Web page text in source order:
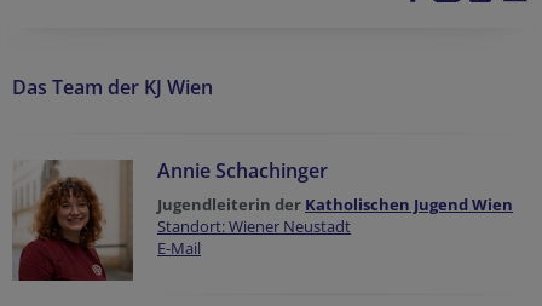
Das Team der KJ Wien
Annie Schachinger
Jugendleiterin der Katholischen Jugend Wien
Standort: Wiener Neustadt
E-Mail